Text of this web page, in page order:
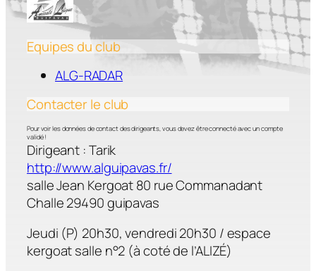
Equipes du club
ALG-RADAR
Contacter le club
Pour voir les données de contact des dirigeants, vous devez être connecté avec un compte
validé !
Dirigeant : Tarik
http://www.alguipavas.fr/
salle Jean Kergoat 80 rue Commanadant
Challe 29490 guipavas
Jeudi (P) 20h30, vendredi 20h30 / espace
kergoat salle n°2 (à coté de l’ALIZÉ)